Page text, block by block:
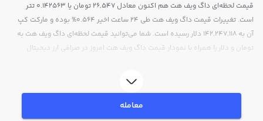
قیمت لحظه‌ای داگ ویف هت هم اکنون معادل 26,547 تومان یا 0.142563 تتر
است. تغییرات قیمت داگ ویف هت طی 24 ساعت اخیر 0.564% بوده و مارکت کپ
آن به 142,247,118 دلار رسیده است. شما می‌توانید قیمت لحظه‌ای داگ ویف هت به
تومان و دلار را همراه با نمودار قیمت داگ ویف هت امروز در صرافی ارز دیجیتال
معامله